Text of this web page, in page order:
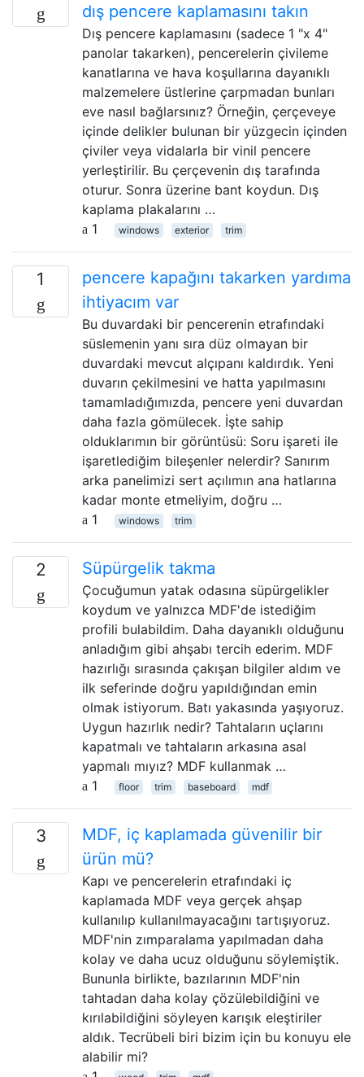
dış pencere kaplamasını takın
Dış pencere kaplamasını (sadece 1 "x 4"
panolar takarken), pencerelerin çivileme
kanatlarına ve hava koşullarına dayanıklı
malzemelere üstlerine çarpmadan bunları
eve nasıl bağlarsınız? Örneğin, çerçeveye
içinde delikler bulunan bir yüzgecin içinden
çiviler veya vidalarla bir vinil pencere
yerleştirilir. Bu çerçevenin dış tarafında
oturur. Sonra üzerine bant koydun. Dış
kaplama plakalarını …
1
windows exterior trim
1
pencere kapağını takarken yardıma
ihtiyacım var
Bu duvardaki bir pencerenin etrafındaki
süslemenin yanı sıra düz olmayan bir
duvardaki mevcut alçıpanı kaldırdık. Yeni
duvarın çekilmesini ve hatta yapılmasını
tamamladığımızda, pencere yeni duvardan
daha fazla gömülecek. İşte sahip
olduklarımın bir görüntüsü: Soru işareti ile
işaretlediğim bileşenler nelerdir? Sanırım
arka panelimizi sert açılımın ana hatlarına
kadar monte etmeliyim, doğru …
1
windows trim
2 Süpürgelik takma
Çocuğumun yatak odasına süpürgelikler
koydum ve yalnızca MDF'de istediğim
profili bulabildim. Daha dayanıklı olduğunu
anladığım gibi ahşabı tercih ederim. MDF
hazırlığı sırasında çakışan bilgiler aldım ve
ilk seferinde doğru yapıldığından emin
olmak istiyorum. Batı yakasında yaşıyoruz.
Uygun hazırlık nedir? Tahtaların uçlarını
kapatmalı ve tahtaların arkasına asal
yapmalı mıyız? MDF kullanmak …
1
floor trim baseboard mdf
3
MDF, iç kaplamada güvenilir bir
ürün mü?
Kapı ve pencerelerin etrafındaki iç
kaplamada MDF veya gerçek ahşap
kullanılıp kullanılmayacağını tartışıyoruz.
MDF'nin zımparalama yapılmadan daha
kolay ve daha ucuz olduğunu söylemiştik.
Bununla birlikte, bazılarının MDF'nin
tahtadan daha kolay çözülebildiğini ve
kırılabildiğini söyleyen karışık eleştiriler
aldık. Tecrübeli biri bizim için bu konuyu ele
alabilir mi?